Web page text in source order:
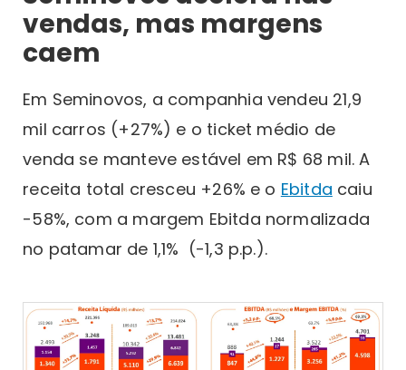
vendas, mas margens
caem
Em Seminovos, a companhia vendeu 21,9
mil carros (+27%) e o ticket médio de
venda se manteve estável em R$ 68 mil. A
receita total cresceu +26% e o Ebitda caiu
-58%, com a margem Ebitda normalizada
no patamar de 1,1% (-1,3 p.p.).